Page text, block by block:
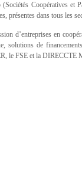
Coopératives et
présentes dans tous les
d’entreprises en
de
le FSE et la DIRECCTE